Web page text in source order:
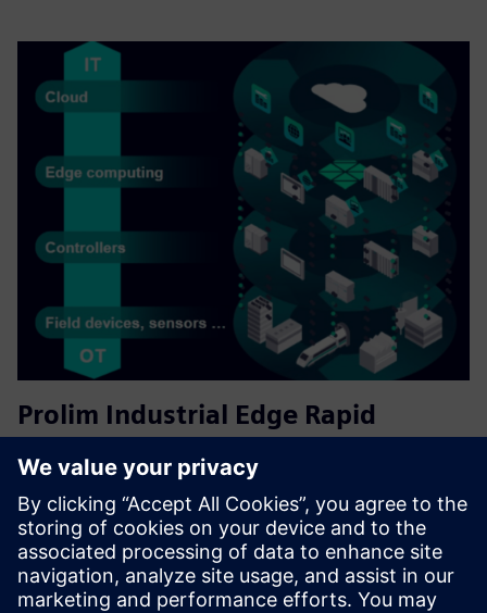
Prolim Industrial Edge Rapid
Softverski paket Siemens Industrial Edge pruža neviđenu
brzinu dobivanja vrijednosti za proizvođače otključavanjem
korisnih uvida iz podataka o strojevima na njihovom
proizvodnom podu. Ova usluga fiksnih troškova tvrtke
Prolim imp...